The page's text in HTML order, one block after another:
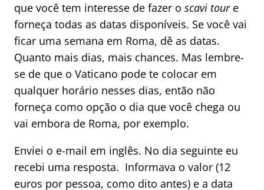
que você tem interesse de fazer o scavi toure
forneça todas as datas disponíveis. Se você vai
ficar uma semana em Roma, dê as datas.
Quanto mais dias, mais chances. Mas lembre-
se de que o Vaticano pode te colocar em
qualquer horário nesses dias, então não
forneça como opção o dia que você chega ou
vai embora de Roma, por exemplo.
Enviei o e-mail em inglês. No dia seguinte eu
recebi uma resposta. Informava o valor (12
euros por pessoa, como dito antes) e a data